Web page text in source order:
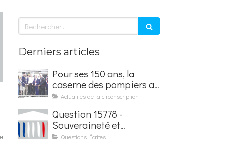
Rechercher
Derniers articles
Pour ses 150 ans, la
caserne des pompiers a
été rénovée et baptisée
Courseaux
Actualités de la circonscription
Question 15778 -
Souveraineté et
sécurisation de la
Questions Écrites